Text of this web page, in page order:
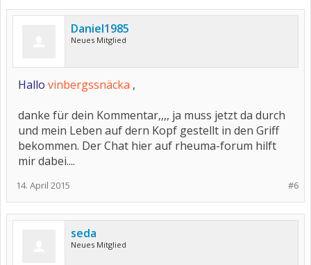
Daniel1985
Neues Mitglied
Hallo vinbergssnäcka ,
danke für dein Kommentar,,,, ja muss jetzt da durch
und mein Leben auf dern Kopf gestellt in den Griff
bekommen. Der Chat hier auf rheuma-forum hilft
mir dabei....
#6
14. April 2015
seda
Neues Mitglied